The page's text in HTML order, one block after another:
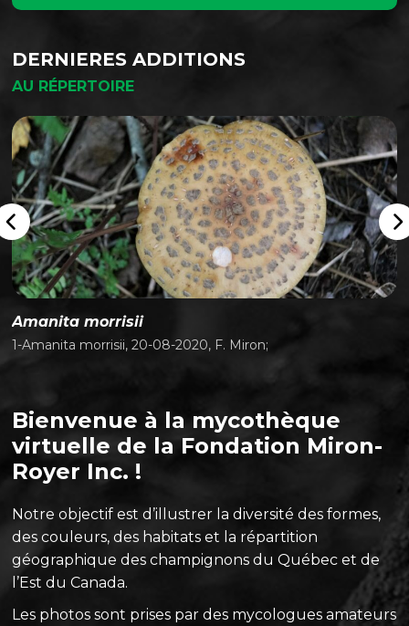
DERNIERES ADDITIONS
AU RÉPERTOIRE
Amanita morrisii
1-Amanita morrisii, 20-08-2020, F. Miron;
Bienvenue à la mycothèque
virtuelle de la Fondation Miron-
Royer Inc. !
Notre objectif est d’illustrer la diversité des formes,
des couleurs, des habitats et la répartition
géographique des champignons du Québec et de
l’Est du Canada.
Les photos sont prises par des mycologues amateurs